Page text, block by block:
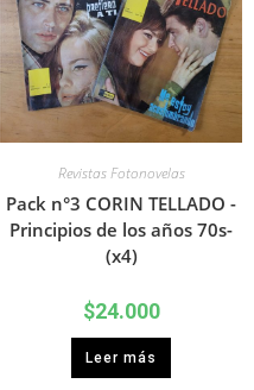
Revistas Fotonovelas
Pack n°3 CORIN TELLADO -
Principios de los años 70s-
(x4)
$24.000
Leer más